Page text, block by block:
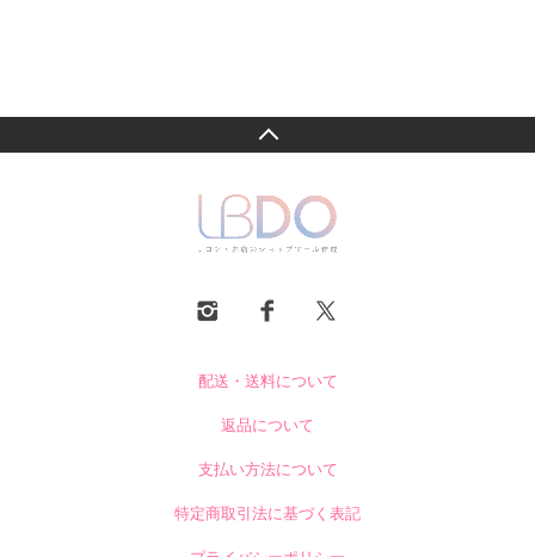
配送・送料について
返品について
支払い方法について
特定商取引法に基づく表記